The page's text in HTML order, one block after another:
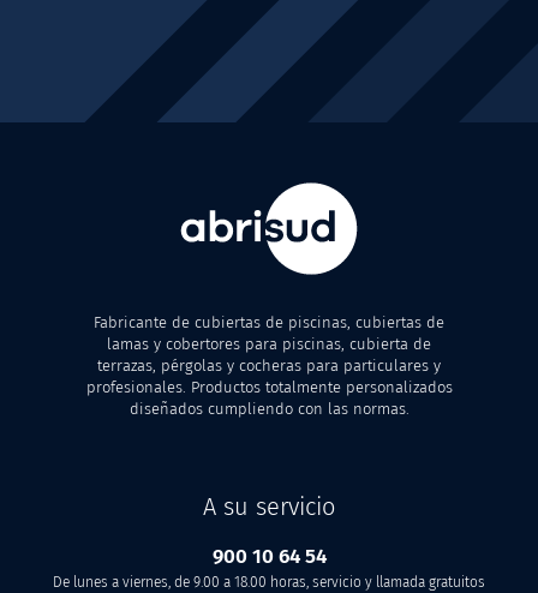
Fabricante de cubiertas de piscinas, cubiertas de
lamas y cobertores para piscinas, cubierta de
terrazas, pérgolas y cocheras para particulares y
profesionales. Productos totalmente personalizados
diseñados cumpliendo con las normas.
A su servicio
900 10 64 54
De lunes a viernes, de 9.00 a 18.00 horas, servicio y llamada gratuitos